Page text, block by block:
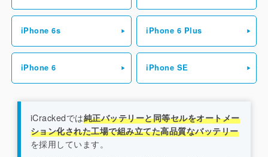
iPhone 6s iPhone 6 Plus
iPhone 6 iPhone SE
iCrackedでは純正バッテリーと同等セルをオートメー
ション化された工場で組み立てた高品質なバッテリー
を採用しています。